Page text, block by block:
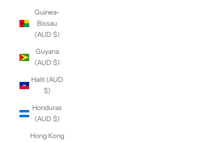
Guinea-
Bissau
(AUD $)
Guyana
(AUD $)
Haiti (AUD
$)
Honduras
(AUD $)
Hong Kong